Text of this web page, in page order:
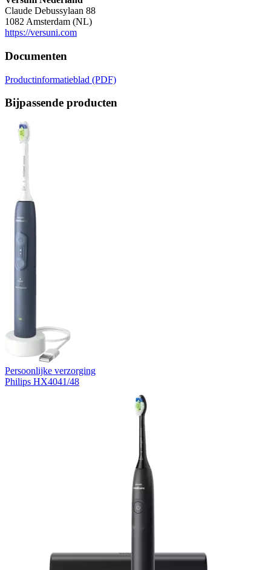
Claude Debussylaan 88
1082 Amsterdam (NL)
https://versuni.com
Documenten
Productinformatieblad (PDF)
Bijpassende producten
Persoonlijke verzorging
Philips HX4041/48